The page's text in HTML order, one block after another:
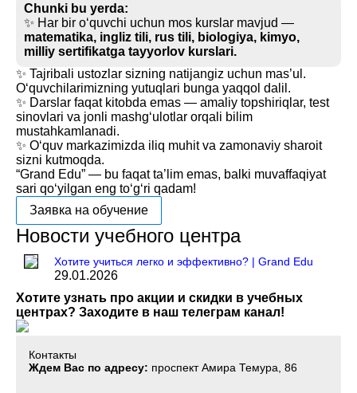
Chunki bu yerda:
✨ Har bir o‘quvchi uchun mos kurslar mavjud —
matematika, ingliz tili, rus tili, biologiya, kimyo,
milliy sertifikatga tayyorlov kurslari.
✨ Tajribali ustozlar sizning natijangiz uchun mas’ul.
O‘quvchilarimizning yutuqlari bunga yaqqol dalil.
✨ Darslar faqat kitobda emas — amaliy topshiriqlar, test
sinovlari va jonli mashg‘ulotlar orqali bilim
mustahkamlanadi.
✨ O‘quv markazimizda iliq muhit va zamonaviy sharoit
sizni kutmoqda.
“Grand Edu” — bu faqat ta’lim emas, balki muvaffaqiyat
sari qo‘yilgan eng to‘g‘ri qadam!
Заявка на обучение
Новости учебного центра
Хотите учиться легко и эффективно? | Grand Edu
29.01.2026
Хотите узнать про акции и скидки в учебных
центрах? Заходите в наш телеграм канал!
Контакты
Ждем Вас по адресу: проспект Амира Темура, 86